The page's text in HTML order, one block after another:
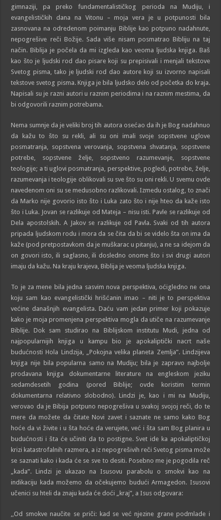
gimnaziji, pa preko fundamentalističkog perioda na Mudiju, i
evangelističkih dana na Vitonu – moja vera je u potpunosti bila
zasnovana na odredenom poimanju Biblije kao potpuno nadahnute,
nepogrešive reči Božije. Sada više nisam posmatrao Bibliju na taj
način. Biblija je počela da mi izgleda kao veoma ljudska knjiga. Baš
kao što je ljudski rod dao pisare koji su prepisivali i menjali tekstove
Svetog pisma, tako je ljudski rod dao autore koji su izvorno napisali
tekstove svetog pisma. Knjiga je bila ljudsko delo od početka do kraja.
Napisali su je razni autori u raznim periodima i na raznim mestima, da
bi odgovorili raznim potrebama.
Nema sumnje da je veliki broj tih autora osećao da ih je Bog nadahnuo
da kažu to što su rekli, ali su oni imali svoje sopstvene uglove
posmatranja, sopstvena verovanja, sopstvena shvatanja, sopstvene
potrebe, sopstvene želje, sopstveno razumevanje, sopstvene
teologije; a ti uglovi posmatranja, perspektive, pogledi, potrebe, želje,
razumevanja i teologije oblikovali su sve što su oni rekli. U svemu ovde
navedenom oni su se medusobno razlikovali. Izmedu ostalog, to znači
da Marko nije govorio isto što i Luka zato što i nije hteo da kaže isto
što i Luka. Jovan se razlikuje od Mateja – nisu isti. Pavle se razlikuje od
Dela apostolskih. A Jakov se razlikuje od Pavla. Svaki od tih autora
pripada ljudskom rodu i mora da se čita da bi se videlo šta on ima da
kaže (pod pretpostavkom da je muškarac u pitanju), a ne sa idejom da
on govori isto, ili saglasno, ili dosledno onome što i svi drugi autori
imaju da kažu. Na kraju krajeva, Biblija je veoma ljudska knjiga.
To je za mene bila jedna sasvim nova perspektiva, oćigledno ne ona
koju sam kao evangelistički hrišćanin imao – niti je to perspektiva
većine današnjih evangelista. Daću vam jedan primer koji pokazuje
kako je moja promenjena perspektiva mogla da utiče na razumevanje
Biblije. Dok sam studirao na Biblijskom institutu Mudi, jedna od
najpopularnijih knjiga u kampu bio je apokaliptički nacrt naše
budućnosti Hola Lindzija, „Pokojna velika planeta Zemlja”. Lindzijeva
knjiga nije bila popularna samo na Mudiju; bila je zapravo najbolje
prodavana knjiga dokumentarne literature na engleskom jeziku
sedamdesetih godina (pored Biblije; ovde koristim termin
dokumentarna relativno slobodno). Lindzi je, kao i mi na Mudiju,
verovao da je Bibija potpuno nepogrešiva u svakoj svojoj reči, do te
mere da možete da čitate Novi zavet i saznate ne samo kako Bog
hoće da vi živite i u šta hoće da verujete, već i šta sam Bog planira u
budućnosti i šta će učiniti da to postigne. Svet ide ka apokaliptičkoj
krizi katastrofalnih razmera, a iz nepogrešivih reči Svetog pisma može
se saznati kako i kada će se sve to desiti. Posebno me je pogodila reč
„kada”. Lindzi je ukazao na Isusovu parabolu o smokvi kao na
indikaciju kada možemo da očekujemo budući Armagedon. Isusovi
učenici su hteli da znaju kada će doći „kraj”, a Isus odgovara:
,,Od smokve naučite se priči: kad se već njezine grane podmlade i